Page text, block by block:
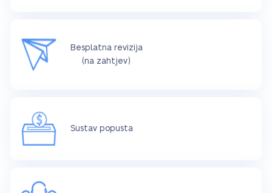
Besplatna revizija
(na zahtjev)
Sustav popusta